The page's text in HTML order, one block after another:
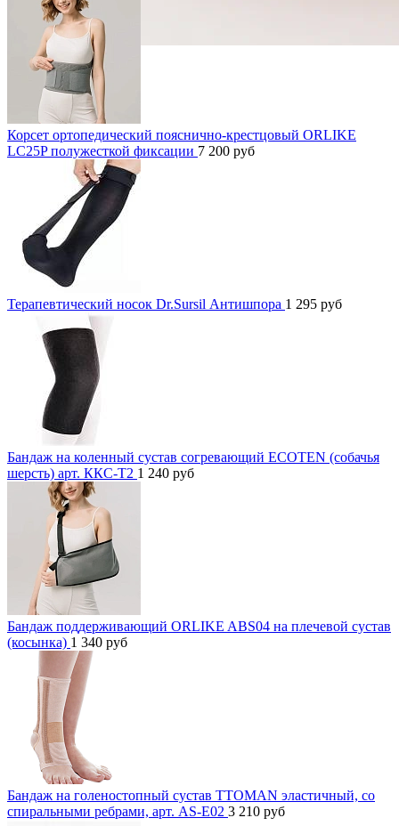
Корсет ортопедический пояснично-крестцовый ORLIKE
LC25P полужесткой фиксации 7 200 руб
Терапевтический носок Dr.Sursil Антишпора 1 295 руб
Бандаж на коленный сустав согревающий ECOTEN (собачья
шерсть) арт. ККС-Т2 1 240 руб
Бандаж поддерживающий ORLIKE ABS04 на плечевой сустав
(косынка) 1 340 руб
Бандаж на голеностопный сустав TTOMAN эластичный, со
спиральными ребрами, арт. AS-E02 3 210 руб